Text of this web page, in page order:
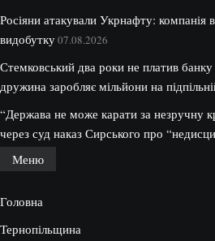
Росіяни атакували Укрнафту: компанія
видобутку07.08.2026
Стемковський два роки не платив
дружина заробляє мільйони на
“Держава не може карати за незручну
через суд наказ Сирського про
Меню
Головна
Тернопільщина